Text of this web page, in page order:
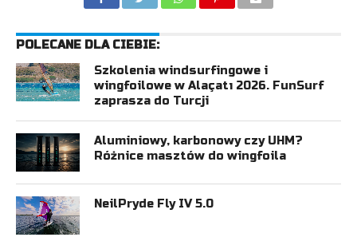
POLECANE DLA CIEBIE:
Szkolenia windsurfingowe i
wingfoilowe w Alaçatı 2026. FunSurf
zaprasza do Turcji
Aluminiowy, karbonowy czy UHM?
Różnice masztów do wingfoila
NeilPryde Fly IV 5.0